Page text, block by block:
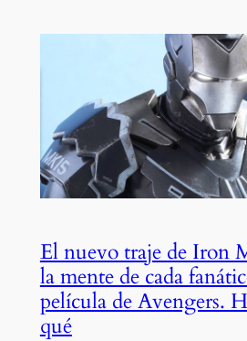
El nuevo traje de Iron
la mente de cada
película de Avengers.
qué